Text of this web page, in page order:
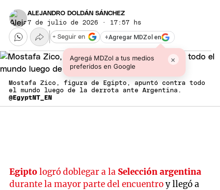
ALEJANDRO DOLDÁN SÁNCHEZ
7 de julio de 2026 · 17:57 hs
+Agregar MDZol en
Agregá MDZol a tus medios
preferidos en Google
×
+ Seguir en
Mostafa Zico, figura de Egipto, apuntó contra todo
el mundo luego de la derrota ante Argentina.
@EgyptNT_EN
Egiptologró doblegar a la Selección argentina
durante la mayor parte del encuentroy llegó a